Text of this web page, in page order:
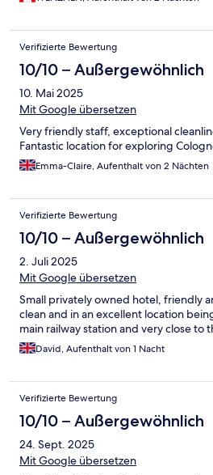
Verifizierte Bewertung
10/10 – Außergewöhnlich
10. Mai 2025
Mit Google übersetzen
Very friendly staff, exceptional
Fantastic location for exploring
Emma-Claire, Aufenthalt von 2 Nächten
Verifizierte Bewertung
10/10 – Außergewöhnlich
2. Juli 2025
Mit Google übersetzen
Small privately owned hotel, friendly
clean and in an excellent location
main railway station and very close to
David, Aufenthalt von 1 Nacht
Verifizierte Bewertung
10/10 – Außergewöhnlich
24. Sept. 2025
Mit Google übersetzen